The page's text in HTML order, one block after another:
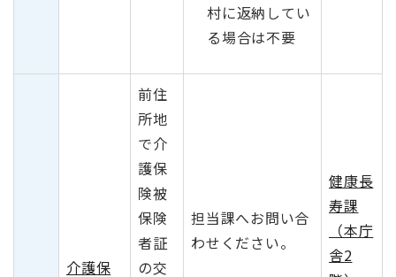
村に返納してい
る場合は不要
介護保
前住
所地
で介
護保
険被
保険
者証
の交
担当課へお問い合
わせください。
健康長
寿課
（本庁
舎2